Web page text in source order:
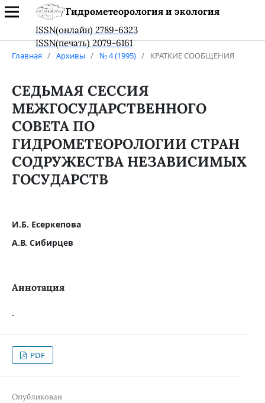
Гидрометеорология и экология
ISSN(онлайн) 2789-6323
ISSN(печать) 2079-6161
Главная / Архивы / № 4 (1995) / КРАТКИЕ СООБЩЕНИЯ
СЕДЬМАЯ СЕССИЯ
МЕЖГОСУДАРСТВЕННОГО
СОВЕТА ПО
ГИДРОМЕТЕОРОЛОГИИ СТРАН
СОДРУЖЕСТВА НЕЗАВИСИМЫХ
ГОСУДАРСТВ
И.Б. Есеркепова
А.В. Сибирцев
Аннотация
-
PDF
Опубликован